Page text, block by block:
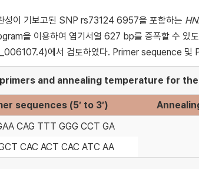
성이 기보고된 SNP rs73124 6957을 포함하는
을 이용하여 염기서열 627 bp를 증폭할 수 있
에서 검토하였다. Primer sequence 및
and annealing temperature for the
sequences (5′ to 3′)
CAG TTT GGG CCT GA
CAC ACT CAC ATC AA